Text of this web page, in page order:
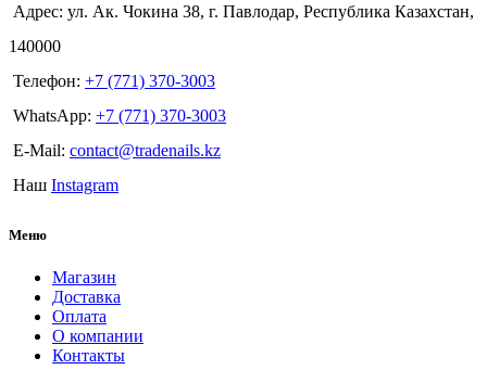
Адрес: ул. Ак. Чокина 38, г. Павлодар, Республика Казахстан,
140000
Телефон: +7 (771) 370-3003
WhatsApp: +7 (771) 370-3003
E-Mail: contact@tradenails.kz
Наш Instagram
Меню
Магазин
Доставка
Оплата
О компании
Контакты